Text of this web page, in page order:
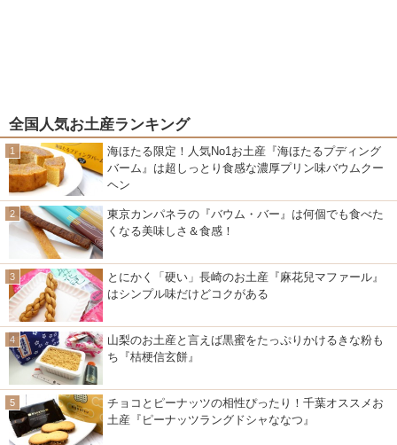
全国人気お土産ランキング
海ほたる限定！人気No1お土産『海ほたるプディング
バーム』は超しっとり食感な濃厚プリン味バウムクー
ヘン
東京カンパネラの『バウム・バー』は何個でも食べた
くなる美味しさ＆食感！
とにかく「硬い」長崎のお土産『麻花兒マファール』
はシンプル味だけどコクがある
山梨のお土産と言えば黒蜜をたっぷりかけるきな粉も
ち『桔梗信玄餅』
チョコとピーナッツの相性ぴったり！千葉オススメお
土産『ピーナッツラングドシャななつ』